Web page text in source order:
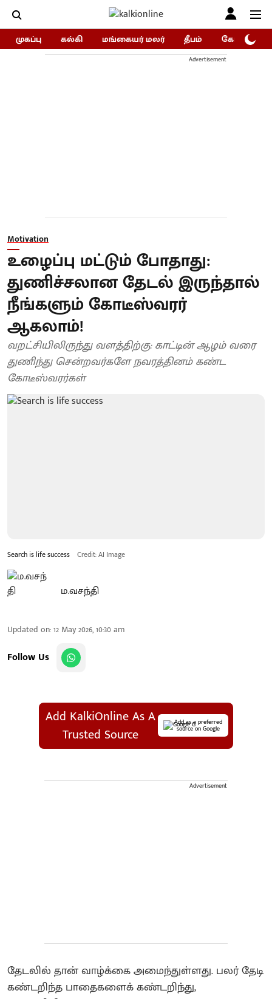
முகப்பு கல்கி மங்கையர் மலர் தீபம் கோகுலம்/
Advertisement
Motivation
உழைப்பு மட்டும் போதாது:
துணிச்சலான தேடல் இருந்தால்
நீங்களும் கோடீஸ்வரர்
ஆகலாம்!
வறட்சியிலிருந்து வளத்திற்கு: காட்டின் ஆழம் வரை
துணிந்து சென்றவர்களே நவரத்தினம் கண்ட
கோடீஸ்வரர்கள்
Search is life success Credit: AI Image
ம.வசந்தி
Updated on:12 May 2026, 10:30 am
Follow Us
Add KalkiOnline As A
Trusted Source
Add as a preferred
source on Google
Advertisement
தேடலில் தான் வாழ்க்கை அமைந்துள்ளது. பலர் தேடி
கண்டறிந்த பாதைகளைக் கண்டறிந்து,